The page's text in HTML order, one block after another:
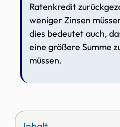
Ratenkredit
weniger Zinsen
dies bedeutet auch,
eine größere Summe
müssen.